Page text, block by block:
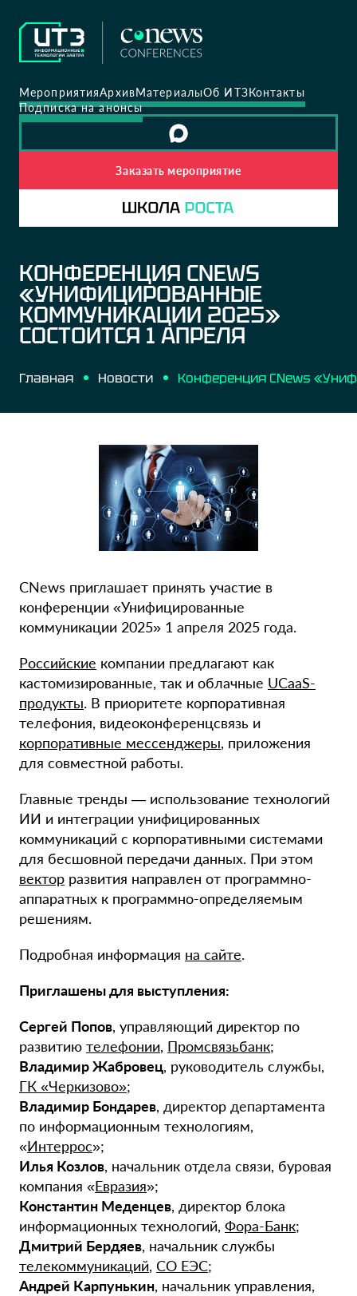
МероприятияАрхивМатериалыОб ИТЗКонтакты
Подписка на анонсы
Заказать мероприятие
КОНФЕРЕНЦИЯ CNEWS
«УНИФИЦИРОВАННЫЕ
КОММУНИКАЦИИ 2025»
СОСТОИТСЯ 1 АПРЕЛЯ
Главная Новости
CNews приглашает принять участие в
конференции «Унифицированные
коммуникации 2025» 1 апреля 2025 года.
Российские компании предлагают как
каcтомизированные, так и облачные UCaaS-
продукты. В приоритете корпоративная
телефония, видеоконференцсвязь и
корпоративные мессенджеры, приложения
для совместной работы.
Главные тренды — использование технологий
ИИ и интеграции унифицированных
коммуникаций с корпоративными системами
для бесшовной передачи данных. При этом
вектор развития направлен от программно-
аппаратных к программно-определяемым
решениям.
Подробная информация на сайте.
Приглашены для выступления:
Сергей Попов, управляющий директор по
развитию телефонии, Промсвязьбанк;
Владимир Жабровец, руководитель службы,
ГК «Черкизово»;
Владимир Бондарев, директор департамента
по информационным технологиям,
«Интеррос»;
Илья Козлов, начальник отдела связи, буровая
компания «Евразия»;
Константин Меденцев, директор блока
информационных технологий, Фора-Банк;
Дмитрий Бердяев, начальник службы
телекоммуникаций, СО ЕЭС;
Андрей Карпунькин, начальник управления,